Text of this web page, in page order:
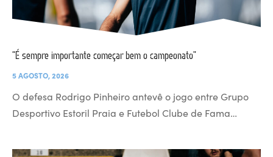
“É sempre importante começar bem o campeonato”
5 AGOSTO, 2026
O defesa Rodrigo Pinheiro antevê o jogo entre Grupo
Desportivo Estoril Praia e Futebol Clube de Fama…